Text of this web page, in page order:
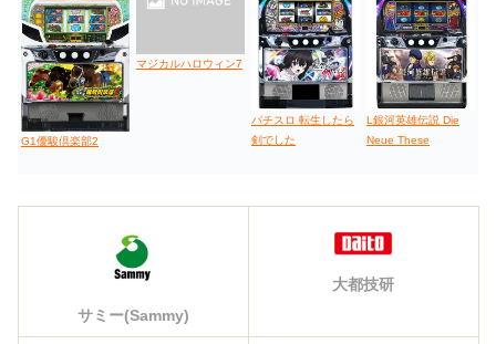
G1優駿倶楽部2
マジカルハロウィン7
パチスロ 転生したら
剣でした
L銀河英雄伝説 Die
Neue These
サミー(Sammy)
大都技研